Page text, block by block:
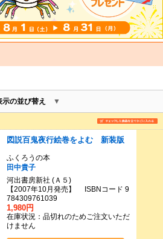
示の並び替え
図説百鬼夜行絵巻をよむ 新装版
ふくろうの本
田中貴子
河出書房新社 (Ａ５)
【2007年10月発売】 ISBNコード 9
784309761039
1,980円
在庫状況：品切れのためご注文いただ
けません